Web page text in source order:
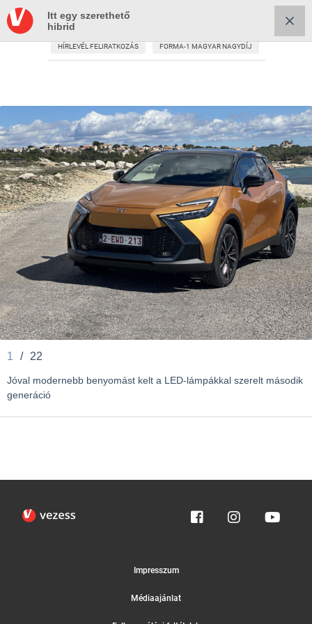
HÍRLEVÉL FELIRATKOZÁS FORMA-1 MAGYAR NAGYDÍJ
Itt egy szerethető
hibrid
1 / 22
Jóval modernebb benyomást kelt a LED-lámpákkal szerelt második
generáció
Impresszum
Médiaajánlat